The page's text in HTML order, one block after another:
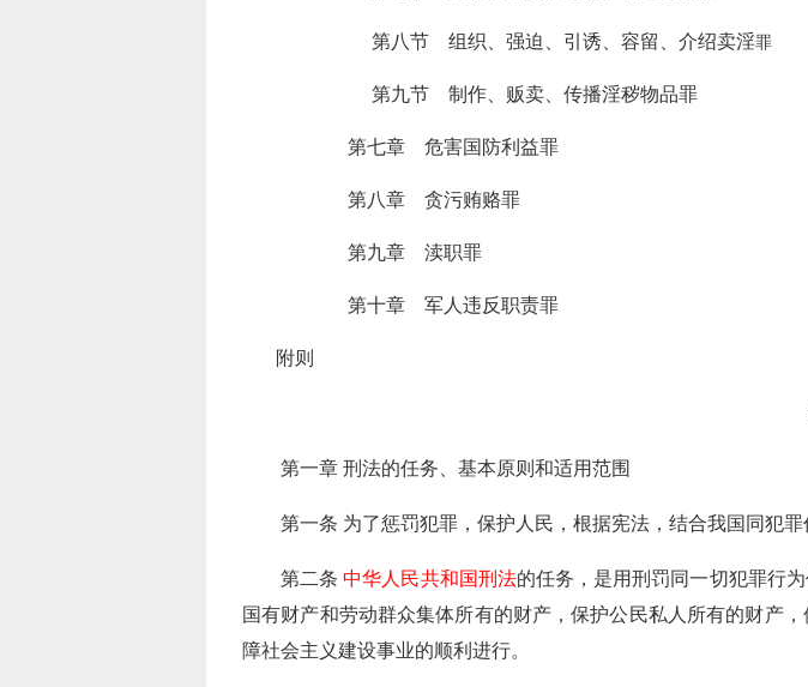
第八节 组织、强迫、引诱、容留、介绍卖淫罪
第九节 制作、贩卖、传播淫秽物品罪
第七章 危害国防利益罪
第八章 贪污贿赂罪
第九章 渎职罪
第十章 军人违反职责罪
附则
第一章 刑法的任务、基本原则和适用范围
第一条 为了惩罚犯罪，保护人民，根据宪法，结合我国同犯
第二条中华人民共和国刑法的任务，是用刑罚同一切犯罪行
国有财产和劳动群众集体所有的财产，保护公民私人所有的财产
障社会主义建设事业的顺利进行。